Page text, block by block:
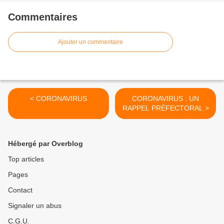
Commentaires
Ajouter un commentaire
< CORONAVIRUS
CORONAVIRUS : UN
RAPPEL PRÉFECTORAL >
Hébergé par Overblog
Top articles
Pages
Contact
Signaler un abus
C.G.U.